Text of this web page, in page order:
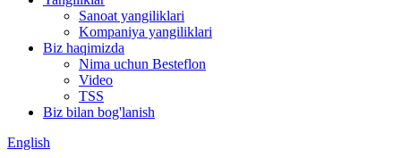
Sanoat yangiliklari
Kompaniya yangiliklari
Biz haqimizda
Nima uchun Besteflon
Video
TSS
Biz bilan bog'lanish
English